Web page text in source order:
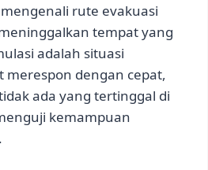
rute evakuasi
tempat yang
adalah situasi
merespon dengan cepat,
ada yang tertinggal di
kemampuan